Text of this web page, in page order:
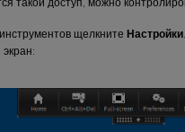
щелкните Настройки